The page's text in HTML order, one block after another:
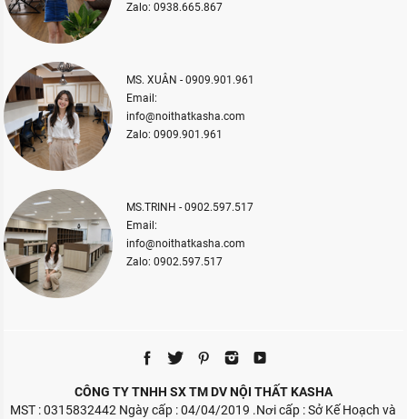
Zalo: 0938.665.867
MS. XUÂN - 0909.901.961
Email:
info@noithatkasha.com
Zalo: 0909.901.961
MS.TRINH - 0902.597.517
Email:
info@noithatkasha.com
Zalo: 0902.597.517
CÔNG TY TNHH SX TM DV NỘI THẤT KASHA
MST : 0315832442 Ngày cấp : 04/04/2019 .Nơi cấp : Sở Kế Hoạch và